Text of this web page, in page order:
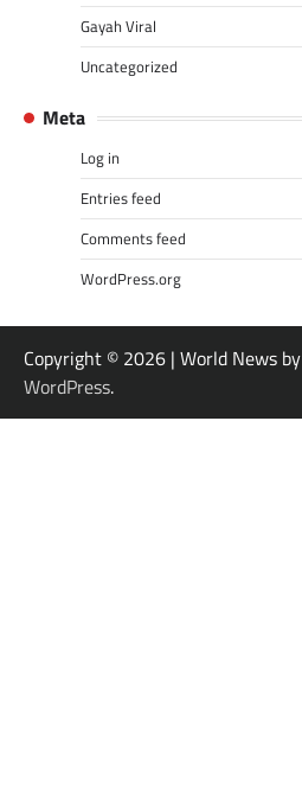
Gayah Viral
Uncategorized
Meta
Log in
Entries feed
Comments feed
WordPress.org
Copyright © 2026 | World News by
WordPress.